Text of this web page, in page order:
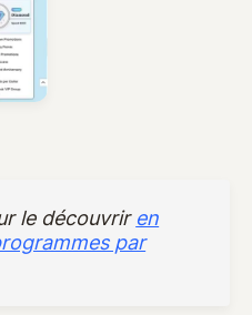
le découvrir en
par